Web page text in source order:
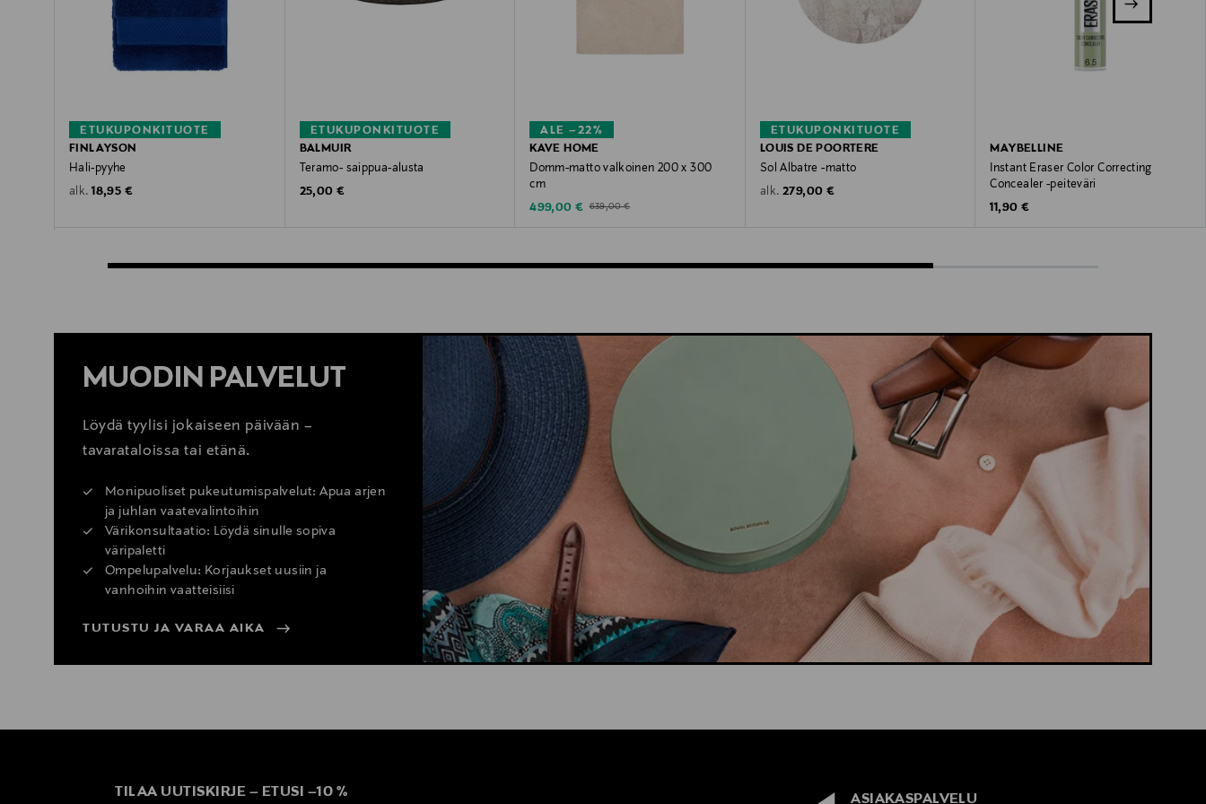
ETUKUPONKITUOTE
FINLAYSON
Hali-pyyhe
alk. Original Price
18,95 €
ETUKUPONKITUOTE
BALMUIR
Teramo- saippua-alusta
Original Price
25,00 €
ALE –22%
KAVE HOME
Domm-matto valkoinen 200 x 300
cm
Discounted Price
499,00 € Original Price
639,00 €
ETUKUPONKITUOTE
LOUIS DE POORTERE
Sol Albatre -matto
alk. Original Price
279,00 €
MAYBELLINE
Instant Eraser Color Correcting
Concealer -peiteväri
Original Price
11,90 €
MUODIN PALVELUT
Löydä tyylisi jokaiseen päivään –
tavarataloissa tai etänä.
Monipuoliset pukeutumispalvelut: Apua arjen
ja juhlan vaatevalintoihin
Värikonsultaatio: Löydä sinulle sopiva
väripaletti
Ompelupalvelu: Korjaukset uusiin ja
vanhoihin vaatteisiisi
TUTUSTU JA VARAA AIKA
TILAA UUTISKIRJE – ETUSI –10 % ASIAKASPALVELU